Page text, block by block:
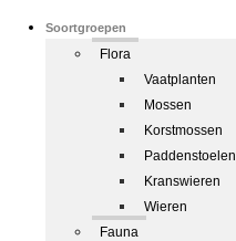
Soortgroepen
Flora
Vaatplanten
Mossen
Korstmossen
Paddenstoelen
Kranswieren
Wieren
Fauna